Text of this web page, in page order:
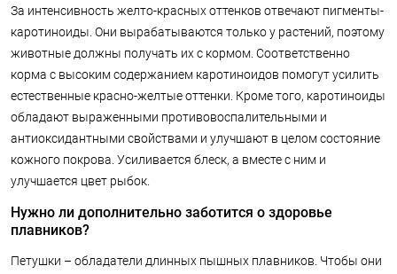
За интенсивность желто-красных оттенков отвечают пигменты-
каротиноиды. Они вырабатываются только у растений, поэтому
животные должны получать их с кормом. Соответственно
корма с высоким содержанием каротиноидов помогут усилить
естественные красно-желтые оттенки. Кроме того, каротиноиды
обладают выраженными противовоспалительными и
антиоксидантными свойствами и улучшают в целом состояние
кожного покрова. Усиливается блеск, а вместе с ним и
улучшается цвет рыбок.
Нужно ли дополнительно заботится о здоровье
плавников?
Петушки – обладатели длинных пышных плавников. Чтобы они